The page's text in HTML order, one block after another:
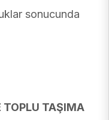
sonucunda
TOPLU TAŞIMA